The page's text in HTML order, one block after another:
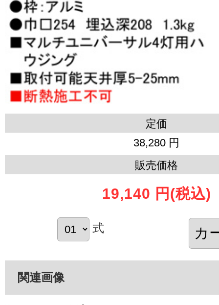
定価
38,280 円
販売価格
19,140 円 (税込)
式
関連画像